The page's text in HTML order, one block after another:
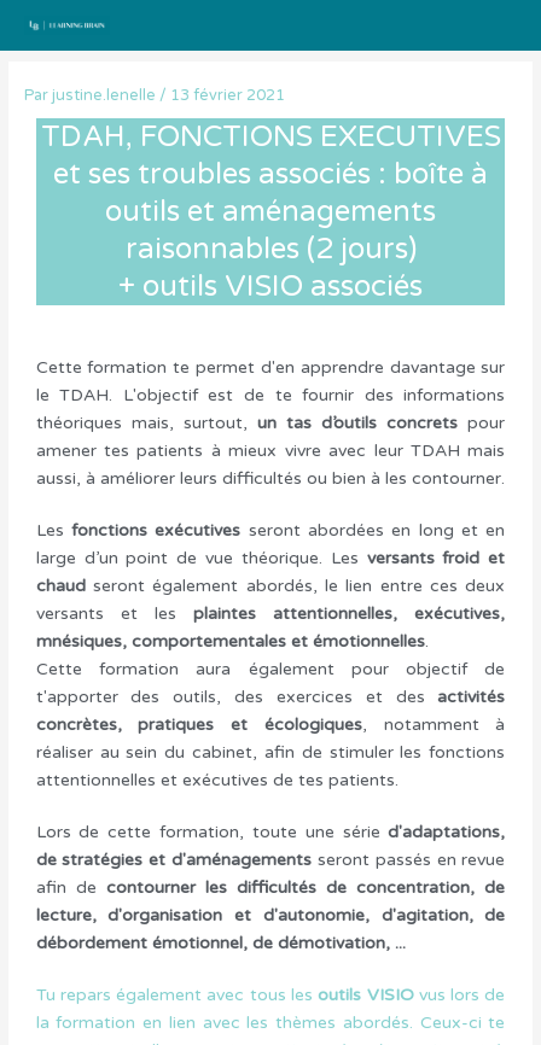
Par justine.lenelle / 13 février 2021
TDAH, FONCTIONS EXECUTIVES
et ses troubles associés : boîte à
outils et aménagements
raisonnables (2 jours)
+ outils VISIO associés
Cette formation te permet d'en apprendre davantage sur
le TDAH. L'objectif est de te fournir des informations
théoriques mais, surtout, un tas d’outils concrets pour
amener tes patients à mieux vivre avec leur TDAH mais
aussi, à améliorer leurs difficultés ou bien à les contourner.
Les fonctions exécutives seront abordées en long et en
large d’un point de vue théorique. Les versants froid et
chaudseront également abordés, le lien entre ces deux
versants et lesplaintes attentionnelles, exécutives,
mnésiques, comportementales et émotionnelles.
Cette formation aura également pour objectif de
t'apporter des outils, des exercices et desactivités
concrètes, pratiques et écologiques, notamment à
réaliser au sein du cabinet, afin de stimuler les fonctions
attentionnelles et exécutives de tes patients.
Lors de cette formation, toute une séried'adaptations,
de stratégies et d'aménagements seront passés en revue
afin de contourner les difficultés de concentration, de
lecture, d'organisation et d'autonomie, d'agitation, de
débordement émotionnel, de démotivation, ...
Tu repars également avec tous lesoutils VISIOvus lors de
la formation en lien avec les thèmes abordés. Ceux-ci te